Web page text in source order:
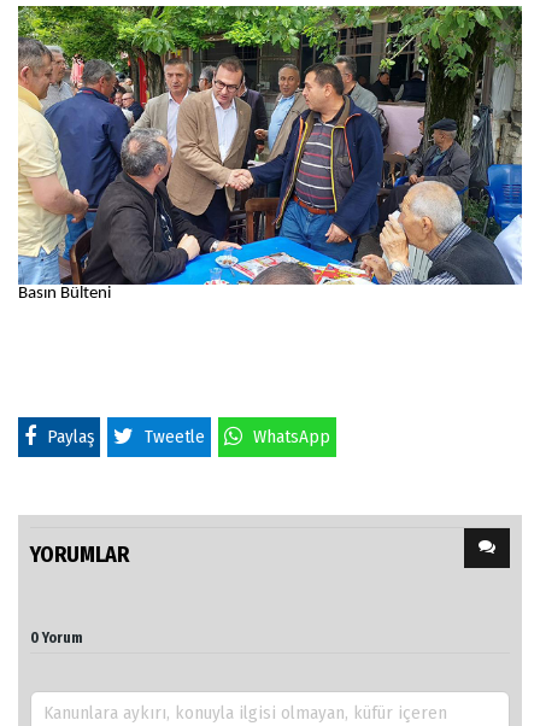
Basın Bülteni
Paylaş Tweetle WhatsApp
YORUMLAR
0 Yorum